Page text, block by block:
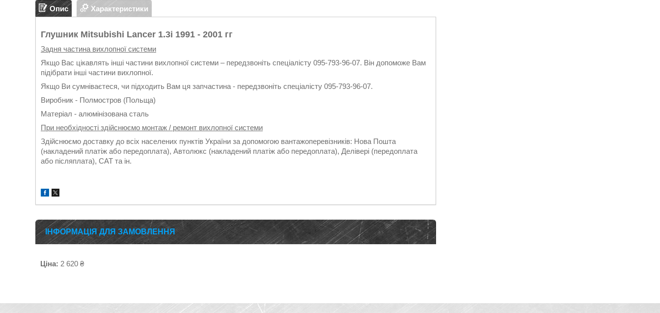
Опис Характеристики
Глушник Mitsubishi Lancer 1.3i 1991 - 2001 гг
Задня частина вихлопної системи
Якщо Вас цікавлять інші частини вихлопної системи – передзвоніть спеціалісту 095-793-96-07. Він допоможе Вам
підібрати інші частини вихлопної.
Якщо Ви сумніваєтеся, чи підходить Вам ця запчастина - передзвоніть спеціалісту 095-793-96-07.
Виробник - Полмостров (Польща)
Матеріал - алюмінізована сталь
При необхідності здійснюємо монтаж / ремонт вихлопної системи
Здійснюємо доставку до всіх населених пунктів України за допомогою вантажоперевізників: Нова Пошта
(накладений платіж або передоплата), Автолюкс (накладений платіж або передоплата), Делівері (передоплата
або післяплата), САТ та ін.
ІНФОРМАЦІЯ ДЛЯ ЗАМОВЛЕННЯ
Ціна: 2 620 ₴